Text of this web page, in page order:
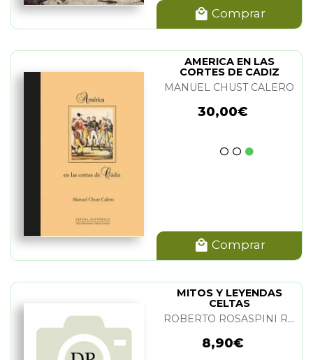
Comprar
AMERICA EN LAS
CORTES DE CADIZ
MANUEL CHUST CALERO
30,00€
Comprar
MITOS Y LEYENDAS
CELTAS
ROBERTO ROSASPINI REYNOLDS
8,90€